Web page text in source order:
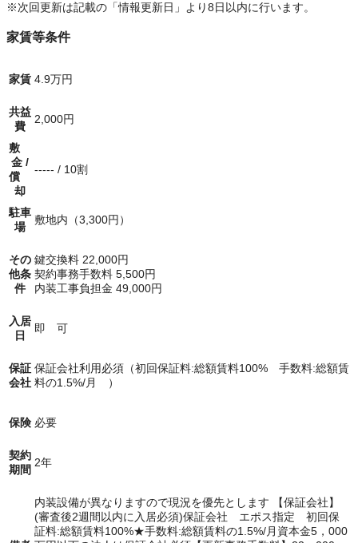
※次回更新は記載の「情報更新日」より8日以内に行います。
家賃等条件
家賃 4.9万円
共益
費
2,000円
敷
金 /
償
却
----- / 10割
駐車
場
敷地内 （3,300円）
その
他条
件
鍵交換料 22,000円
契約事務手数料 5,500円
内装工事負担金 49,000円
入居
日
即 可
保証
会社
保証会社利用必須（初回保証料:総額賃料100% 手数料:総額賃
料の1.5%/月 ）
保険 必要
契約
期間
2年
内装設備が異なりますので現況を優先とします 【保証会社】
(審査後2週間以内に入居必須)保証会社 エポス指定 初回保
証料:総額賃料100%★手数料:総額賃料の1.5%/月資本金5，000